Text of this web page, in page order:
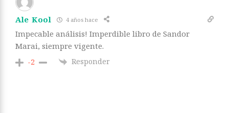
Ale Kool 4 años hace
Impecable análisis! Imperdible libro de Sandor
Marai, siempre vigente.
-2 Responder